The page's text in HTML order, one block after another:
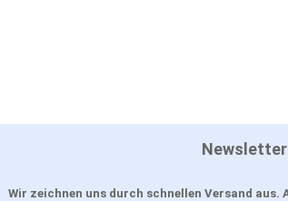
Newsletter
Wir zeichnen uns durch schnellen Versand aus.